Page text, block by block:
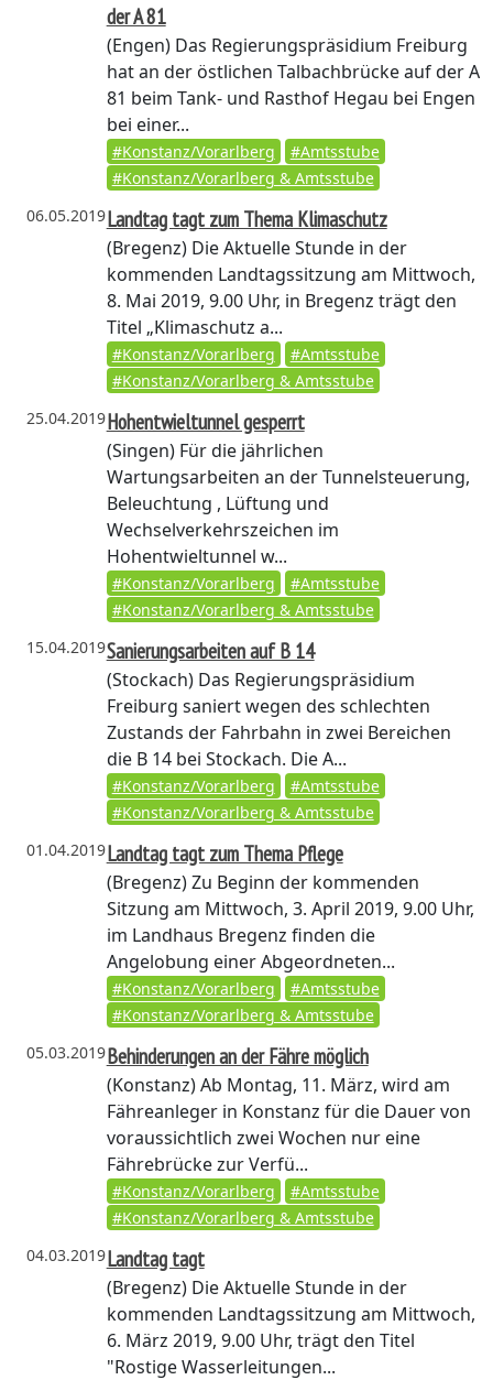
der A 81
(Engen)Das Regierungspräsidium Freiburg
hat an der östlichen Talbachbrücke auf der A
81 beim Tank- und Rasthof Hegau bei Engen
bei einer...
#Konstanz/Vorarlberg
#Amtsstube
#Konstanz/Vorarlberg & Amtsstube
06.05.2019Landtag tagt zum Thema Klimaschutz
(Bregenz)Die Aktuelle Stunde in der
kommenden Landtagssitzung am Mittwoch,
8. Mai 2019, 9.00 Uhr, in Bregenz trägt den
Titel „Klimaschutz a...
#Konstanz/Vorarlberg
#Amtsstube
#Konstanz/Vorarlberg & Amtsstube
25.04.2019Hohentwieltunnel gesperrt
(Singen)Für die jährlichen
Wartungsarbeiten an der Tunnelsteuerung,
Beleuchtung , Lüftung und
Wechselverkehrszeichen im
Hohentwieltunnel w...
#Konstanz/Vorarlberg
#Amtsstube
#Konstanz/Vorarlberg & Amtsstube
15.04.2019Sanierungsarbeiten auf B 14
(Stockach)Das Regierungspräsidium
Freiburg saniert wegen des schlechten
Zustands der Fahrbahn in zwei Bereichen
die B 14 bei Stockach. Die A...
#Konstanz/Vorarlberg
#Amtsstube
#Konstanz/Vorarlberg & Amtsstube
01.04.2019Landtag tagt zum Thema Pflege
(Bregenz)Zu Beginn der kommenden
Sitzung am Mittwoch, 3. April 2019, 9.00 Uhr,
im Landhaus Bregenz finden die
Angelobung einer Abgeordneten...
#Konstanz/Vorarlberg
#Amtsstube
#Konstanz/Vorarlberg & Amtsstube
05.03.2019Behinderungen an der Fähre möglich
(Konstanz)Ab Montag, 11. März, wird am
Fähreanleger in Konstanz für die Dauer von
voraussichtlich zwei Wochen nur eine
Fährebrücke zur Verfü...
#Konstanz/Vorarlberg
#Amtsstube
#Konstanz/Vorarlberg & Amtsstube
04.03.2019Landtag tagt
(Bregenz)Die Aktuelle Stunde in der
kommenden Landtagssitzung am Mittwoch,
6. März 2019, 9.00 Uhr, trägt den Titel
"Rostige Wasserleitungen...